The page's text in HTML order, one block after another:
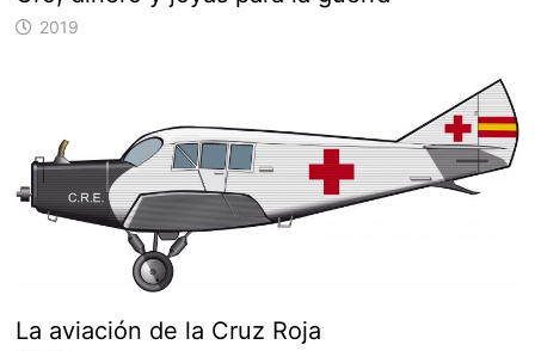
2019
La aviación de la Cruz Roja